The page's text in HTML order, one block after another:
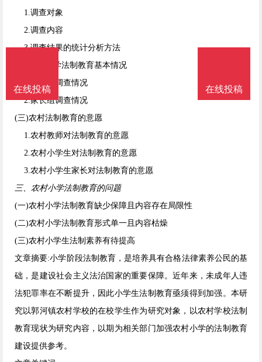
1.调查对象
2.调查内容
3.调查结果的统计分析方法
(二)农村小学法制教育基本情况
1.教师组调查情况
2.家长组调查情况
(三)农村法制教育的意愿
1.农村教师对法制教育的意愿
2.农村小学生对法制教育的意愿
3.农村小学生家长对法制教育的意愿
三、农村小学法制教育的问题
(一)农村小学法制教育缺少保障且内容存在局限性
(二)农村小学法制教育形式单一且内容枯燥
(三)农村小学生法制素养有待提高
文章摘要:小学阶段法制教育，是培养具有合格法律素养公民的基
础，是建设社会主义法治国家的重要保障。近年来，未成年人违
法犯罪率在不断提升，因此小学生法制教育亟须得到加强。本研
究以郭河镇农村学校的在校学生作为研究对象，以农村学校法制
教育现状为研究内容，以期为相关部门加强农村小学的法制教育
建设提供参考。
在线投稿
在线投稿